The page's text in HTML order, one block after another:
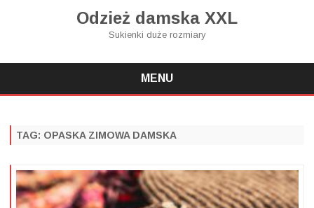
Odzież damska XXL
Sukienki duże rozmiary
MENU
TAG: OPASKA ZIMOWA DAMSKA